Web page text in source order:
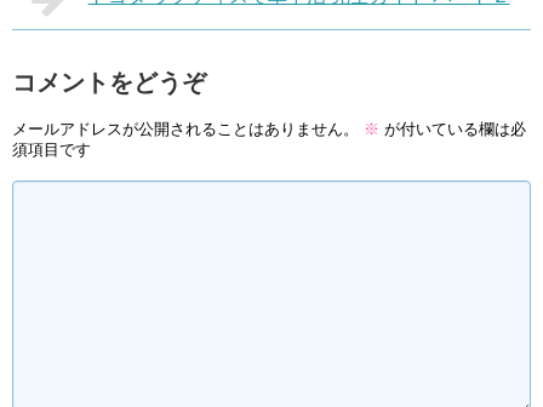
コメントをどうぞ
メールアドレスが公開されることはありません。 ※ が付いている欄は必
須項目です